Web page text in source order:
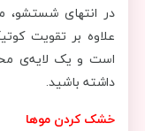
در انتهای شستشو،
علاوه بر تقویت
است و یک لایه‌ی
داشته باشید.
خشک کردن موها